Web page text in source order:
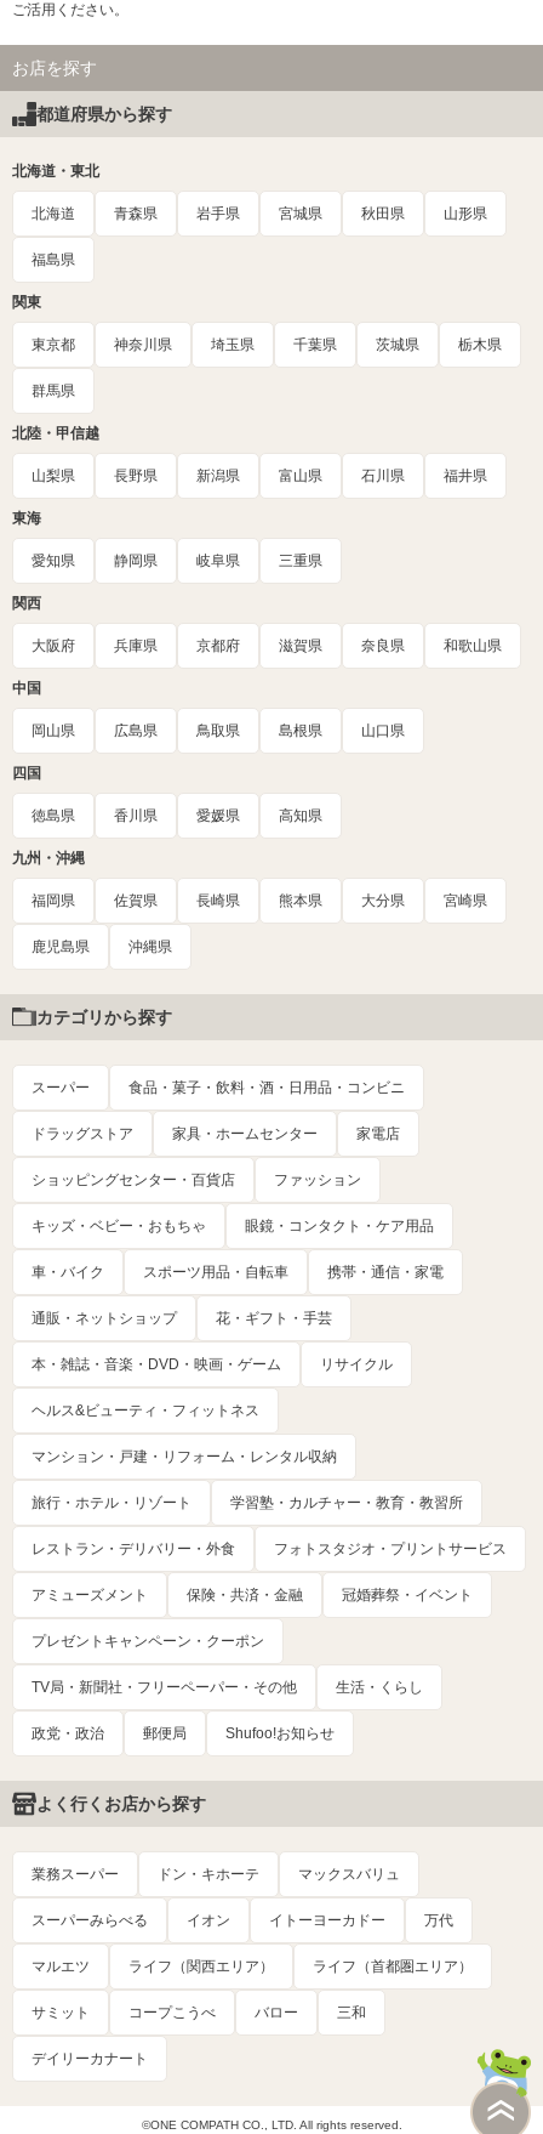
ご活用ください。
お店を探す
都道府県から探す
北海道・東北
北海道 青森県 岩手県 宮城県 秋田県 山形県
福島県
関東
東京都 神奈川県 埼玉県 千葉県 茨城県 栃木県
群馬県
北陸・甲信越
山梨県 長野県 新潟県 富山県 石川県 福井県
東海
愛知県 静岡県 岐阜県 三重県
関西
大阪府 兵庫県 京都府 滋賀県 奈良県 和歌山県
中国
岡山県 広島県 鳥取県 島根県 山口県
四国
徳島県 香川県 愛媛県 高知県
九州・沖縄
福岡県 佐賀県 長崎県 熊本県 大分県 宮崎県
鹿児島県 沖縄県
カテゴリから探す
スーパー 食品・菓子・飲料・酒・日用品・コンビニ
ドラッグストア 家具・ホームセンター 家電店
ショッピングセンター・百貨店 ファッション
キッズ・ベビー・おもちゃ 眼鏡・コンタクト・ケア用品
車・バイク スポーツ用品・自転車 携帯・通信・家電
通販・ネットショップ 花・ギフト・手芸
本・雑誌・音楽・DVD・映画・ゲーム リサイクル
ヘルス&ビューティ・フィットネス
マンション・戸建・リフォーム・レンタル収納
旅行・ホテル・リゾート 学習塾・カルチャー・教育・教習所
レストラン・デリバリー・外食 フォトスタジオ・プリントサービス
アミューズメント 保険・共済・金融 冠婚葬祭・イベント
プレゼントキャンペーン・クーポン
TV局・新聞社・フリーペーパー・その他 生活・くらし
政党・政治 郵便局 Shufoo!お知らせ
よく行くお店から探す
業務スーパー ドン・キホーテ マックスバリュ
スーパーみらべる イオン イトーヨーカドー 万代
マルエツ ライフ（関西エリア） ライフ（首都圏エリア）
サミット コープこうべ バロー 三和
デイリーカナート
©ONE COMPATH CO., LTD. All rights reserved.